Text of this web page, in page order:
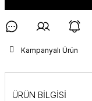
Kampanyalı Ürün
ÜRÜN BİLGİSİ